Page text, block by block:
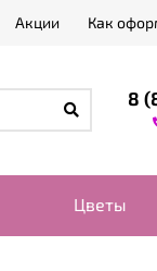
Акции Как
8
Цветы